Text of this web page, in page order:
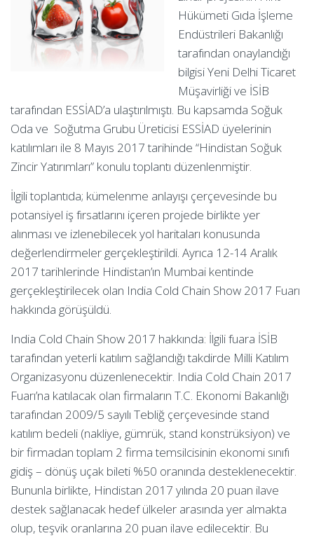
Hükümeti Gıda İşleme
Endüstrileri Bakanlığı
tarafından onaylandığı
bilgisi Yeni Delhi Ticaret
Müşavirliği ve İSİB
tarafından ESSİAD’a ulaştırılmıştı. Bu kapsamda Soğuk
Oda ve Soğutma Grubu Üreticisi ESSİAD üyelerinin
katılımları ile 8 Mayıs 2017 tarihinde “Hindistan Soğuk
Zincir Yatırımları” konulu toplantı düzenlenmiştir.
İlgili toplantıda; kümelenme anlayışı çerçevesinde bu
potansiyel iş fırsatlarını içeren projede birlikte yer
alınması ve izlenebilecek yol haritaları konusunda
değerlendirmeler gerçekleştirildi. Ayrıca 12-14 Aralık
2017 tarihlerinde Hindistan’ın Mumbai kentinde
gerçekleştirilecek olan India Cold Chain Show 2017 Fuarı
hakkında görüşüldü.
India Cold Chain Show 2017 hakkında: İlgili fuara İSİB
tarafından yeterli katılım sağlandığı takdirde Milli Katılım
Organizasyonu düzenlenecektir. India Cold Chain 2017
Fuarı’na katılacak olan firmaların T.C. Ekonomi Bakanlığı
tarafından 2009/5 sayılı Tebliğ çerçevesinde stand
katılım bedeli (nakliye, gümrük, stand konstrüksiyon) ve
bir firmadan toplam 2 firma temsilcisinin ekonomi sınıfı
gidiş – dönüş uçak bileti %50 oranında desteklenecektir.
Bununla birlikte, Hindistan 2017 yılında 20 puan ilave
destek sağlanacak hedef ülkeler arasında yer almakta
olup, teşvik oranlarına 20 puan ilave edilecektir. Bu